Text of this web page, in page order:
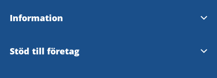
Upplev Skara på Instagram
Skara kommun
Information
Broschyrer och kartor
Stöd till företag